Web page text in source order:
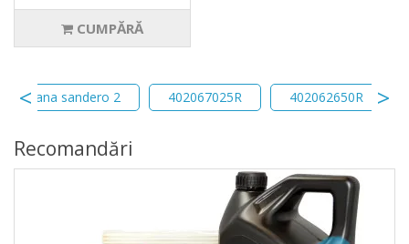
CUMPĂRĂ
frana sandero 2 402067025R 402062650R
Recomandări